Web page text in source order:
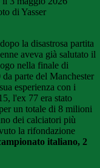
di Yasser
la disastrosa partita
aveva già salutato il
nella finale di
parte del Manchester
esperienza con i
l'ex 77 era stato
un totale di 8 milioni
dei calciatori più
la rifondazione
italiano, 2